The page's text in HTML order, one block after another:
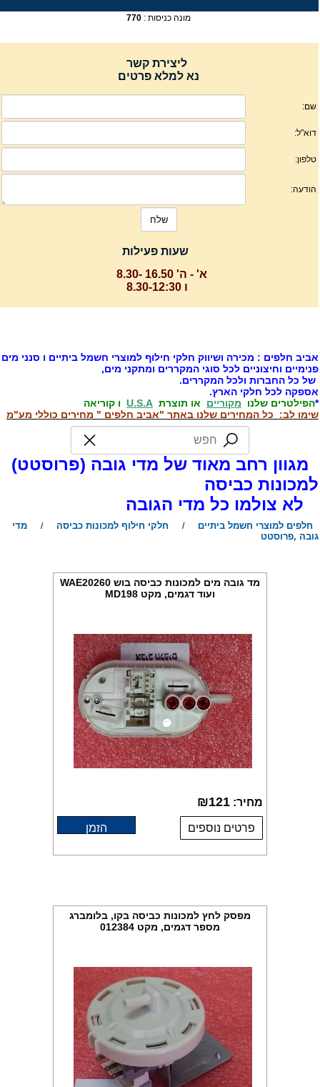
מונה כניסות : 770
ליצירת קשר
נא למלא פרטים
שעות פעילות
א' - ה' 16.50 -8.30
ו 8.30-12:30
חלפים : מכירה ושיווק חלקי חילוף למוצרי חשמל ביתיים ו סנני מים
וחיצוניים לכל סוגי המקררים ומתקני מים,
כל החברות ולכל המקררים.
לכל חלקי הארץ.
הפילטרים שלנו מקורייםאו תוצרת U.S.Aו קוריאה
לב: כל המחירים שלנו באתר "אביב חלפים " מחירים כוללי מע"מ
רחב מאוד של מדי גובה (פרוסטט)
כביסה
צולמו כל מדי הגובה
חלפים למוצרי חשמל ביתיים חלקי חילוף למכונות כביסה
מדי
,פרוסטט
מד גובה מים למכונות כביסה בוש WAE20260
ועוד דגמים, מקט MD198
מחיר: ₪121
פרטים נוספים הזמן
מפסק לחץ למכונות כביסה בקו, בלומברג
מספר דגמים, מקט 012384